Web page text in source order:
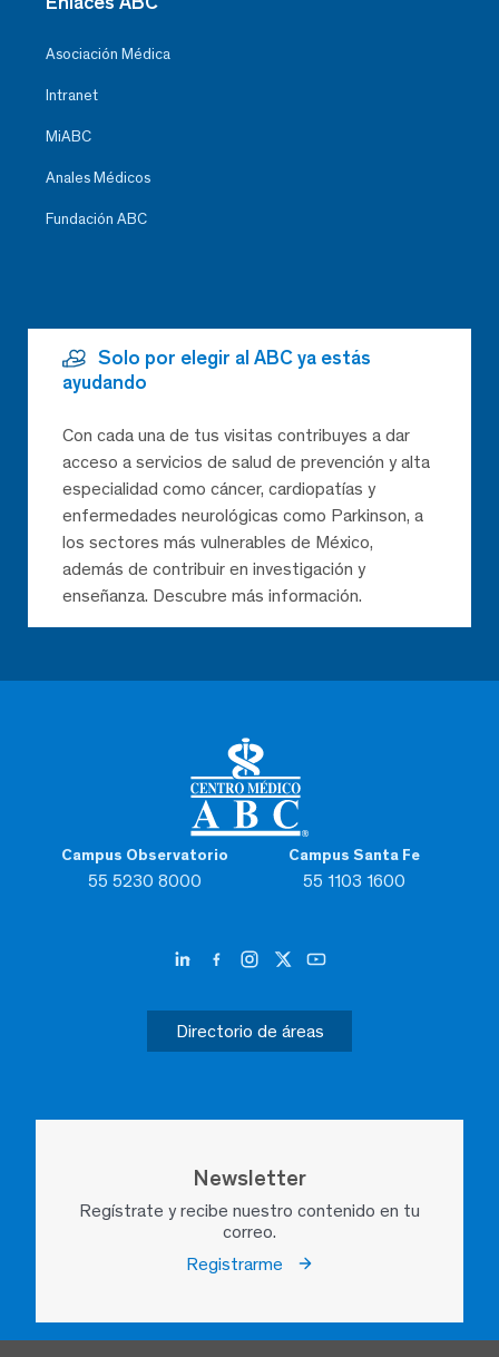
Campus Observatorio
55 5230 8000
Campus Santa Fe
55 1103 1600
Directorio de áreas
Newsletter
Regístrate y recibe nuestro contenido en tu
correo.
Registrarme
Asociación Médica
Intranet
MiABC
Anales Médicos
Fundación ABC
Solo por elegir al ABC ya estás
ayudando
Con cada una de tus visitas contribuyes a dar
acceso a servicios de salud de prevención y alta
especialidad como cáncer, cardiopatías y
enfermedades neurológicas como Parkinson, a
los sectores más vulnerables de México,
además de contribuir en investigación y
enseñanza. Descubre más información.